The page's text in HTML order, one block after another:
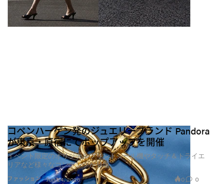
ファッション
コペンハーゲン発のジュエリーブランド Pandora
が東京・原宿にてポップアップを開催
イベント限定のオリジナルプリントシール機やタッチ＆トライエ
リアなど様々なコンテンツが登場
Jun 24, 2026 0 0